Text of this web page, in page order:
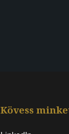
Kövess